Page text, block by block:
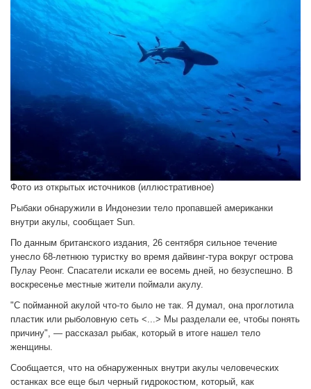
Фото из открытых источников (иллюстративное)
Рыбаки обнаружили в Индонезии тело пропавшей американки
внутри акулы, сообщает Sun.
По данным британского издания, 26 сентября сильное течение
унесло 68-летнюю туристку во время дайвинг-тура вокруг острова
Пулау Реонг. Спасатели искали ее восемь дней, но безуспешно. В
воскресенье местные жители поймали акулу.
"С пойманной акулой что-то было не так. Я думал, она проглотила
пластик или рыболовную сеть <...> Мы разделали ее, чтобы понять
причину", — рассказал рыбак, который в итоге нашел тело
женщины.
Сообщается, что на обнаруженных внутри акулы человеческих
останках все еще был черный гидрокостюм, который, как